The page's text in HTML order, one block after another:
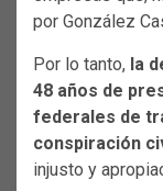
por González
Por lo tanto, la
48 años de
federales de
conspiración
injusto y